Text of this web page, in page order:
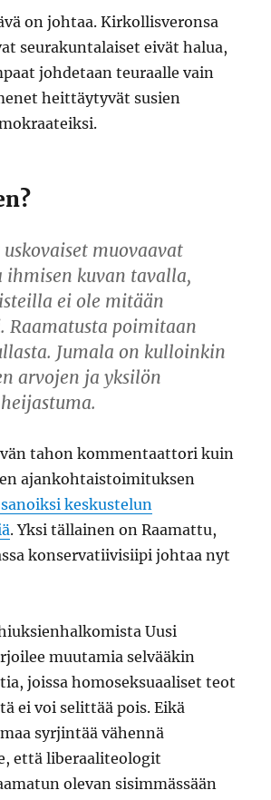
on johtaa. Kirkollisveronsa
seurakuntalaiset eivät halua,
johdetaan teuraalle vain
heittäytyvät susien
muovaavat
ihmisen kuvan tavalla,
ei ole mitään
Raamatusta poimitaan
Jumala on kulloinkin
arvojen ja yksilön
tahon kommentaattori kuin
ajankohtaistoimituksen
keskustelun
. Yksi tällainen on Raamattu,
konservatiivisiipi johtaa nyt
Uusi
muutamia selvääkin
joissa homoseksuaaliset teot
ei voi selittää pois. Eikä
syrjintää vähennä
että liberaaliteologit
olevan sisimmässään